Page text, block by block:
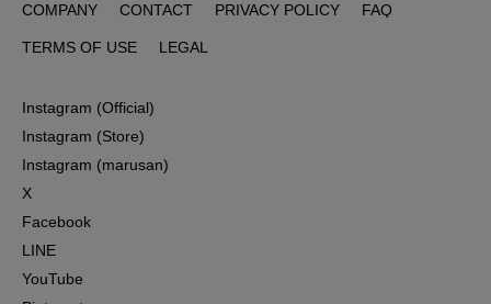
COMPANY
CONTACT
PRIVACY POLICY
FAQ
TERMS OF USE
LEGAL
Instagram (Official)
Instagram (Store)
Instagram (marusan)
X
Facebook
LINE
YouTube